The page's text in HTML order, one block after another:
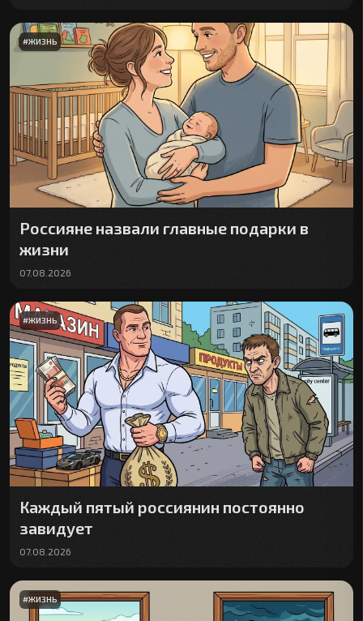
#ЖИЗНЬ
Россияне назвали главные подарки в
жизни
07.08.2026
#ЖИЗНЬ
Каждый пятый россиянин постоянно
завидует
07.08.2026
#ЖИЗНЬ